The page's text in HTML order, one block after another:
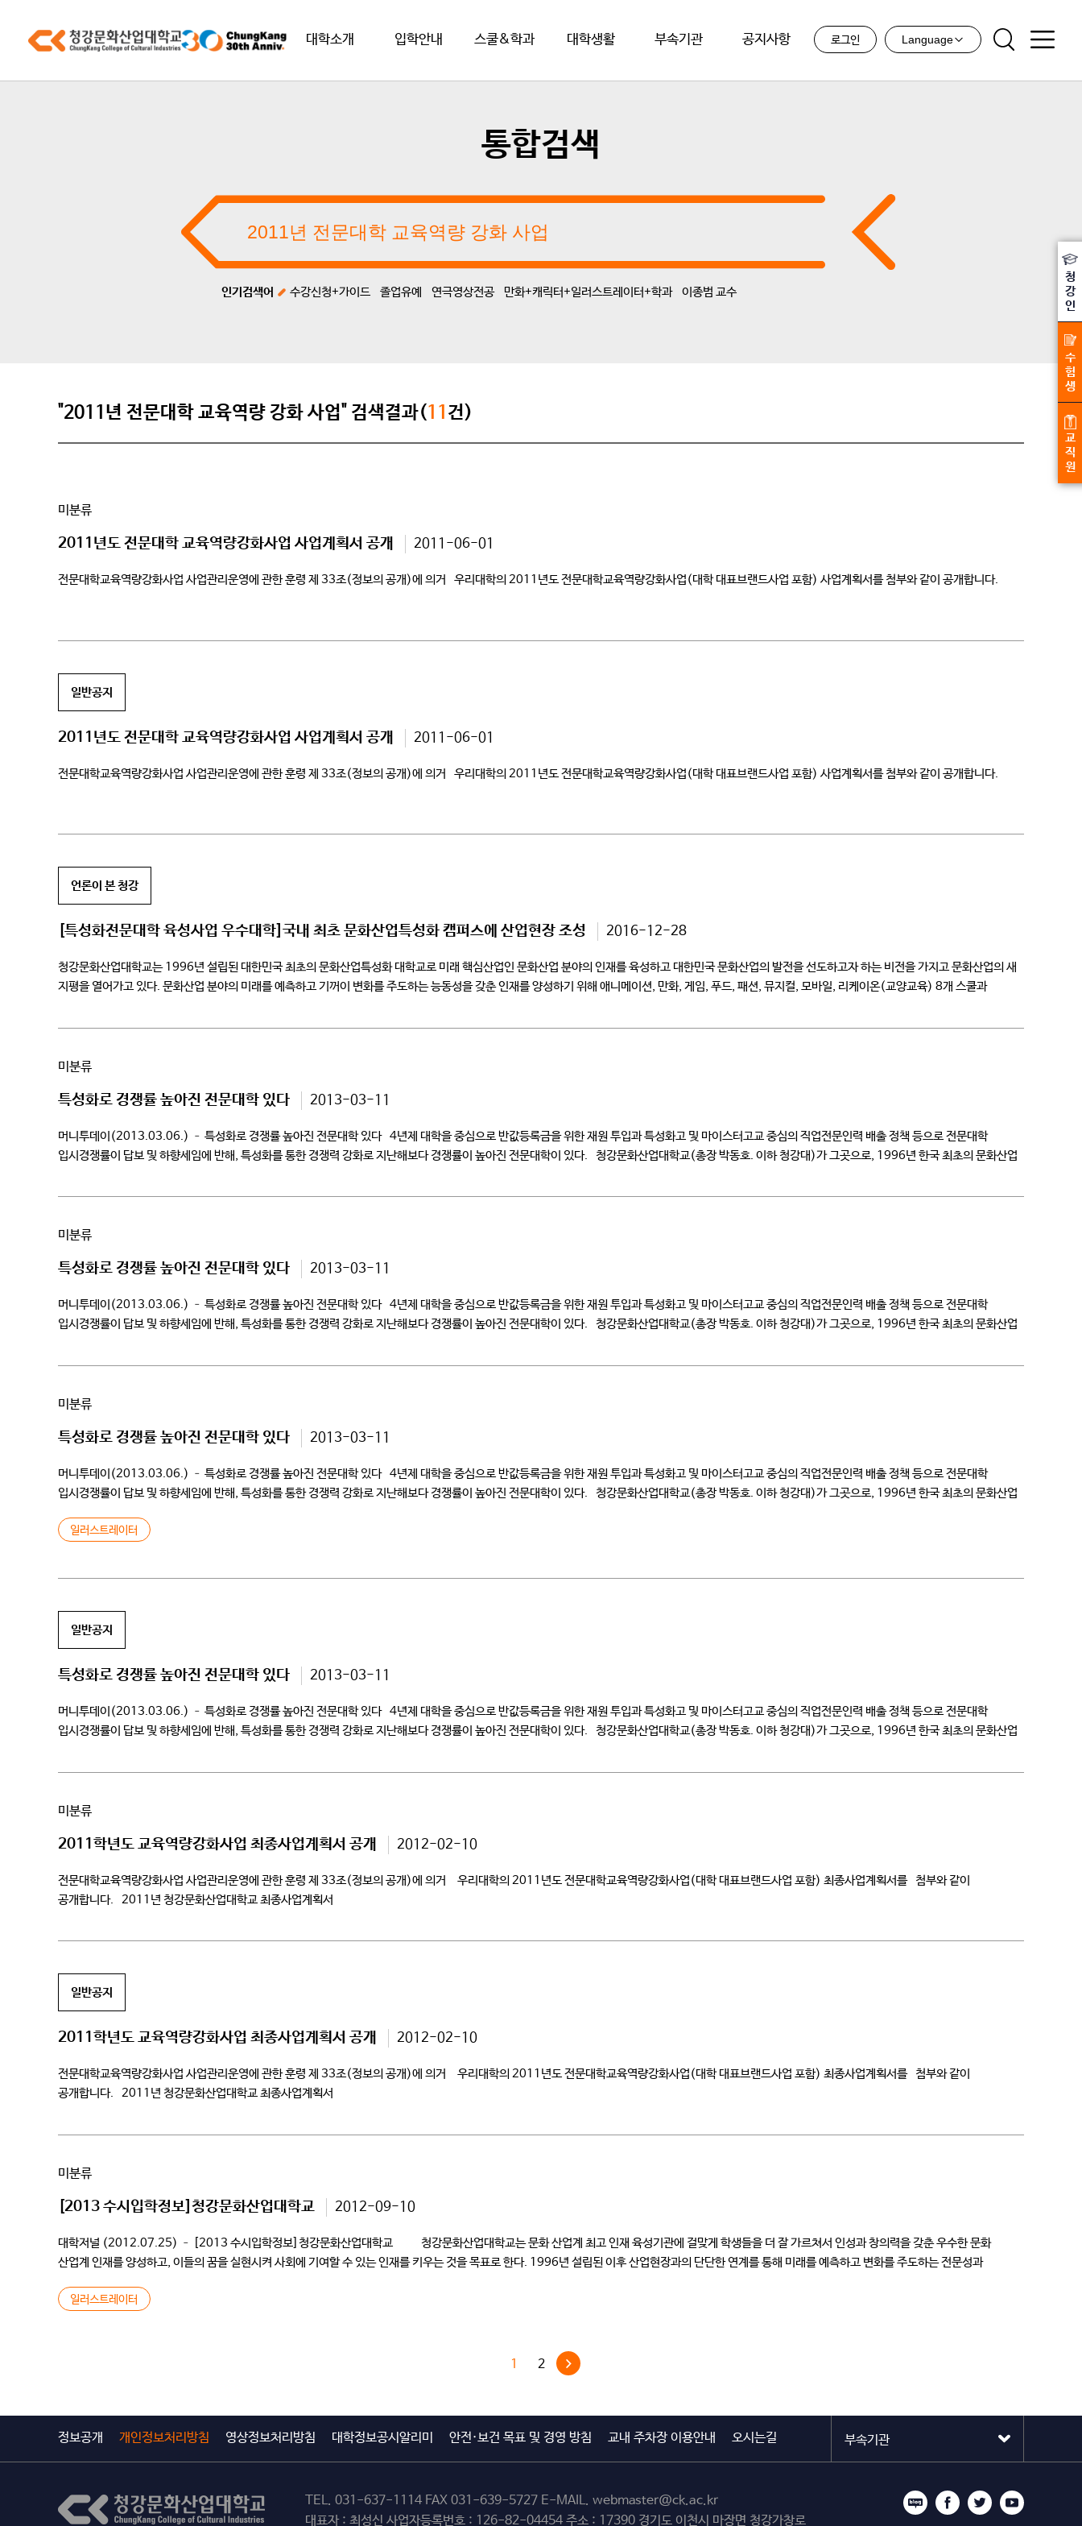
대학소개 입학안내 스쿨&학과 대학생활 부속기관 공지사항 로그인 Language
통합검색
인기검색어 수강신청+가이드 졸업유예 연극영상전공 만화+캐릭터+일러스트레이터+학과 이종범 교수
"2011년 전문대학 교육역량 강화 사업" 검색결과(11 건)
미분류
2011년도 전문대학 교육역량강화사업 사업계획서 공개 2011-06-01
전문대학교육역량강화사업 사업관리운영에 관한 훈령 제 33조(정보의 공개)에 의거 우리대학의 2011년도 전문대학교육역량강화사업(대학 대표브랜드사업 포함) 사업계획서를 첨부와 같이 공개합니다.
일반공지
2011년도 전문대학 교육역량강화사업 사업계획서 공개 2011-06-01
전문대학교육역량강화사업 사업관리운영에 관한 훈령 제 33조(정보의 공개)에 의거 우리대학의 2011년도 전문대학교육역량강화사업(대학 대표브랜드사업 포함) 사업계획서를 첨부와 같이 공개합니다.
언론이 본 청강
[특성화전문대학 육성사업 우수대학]국내 최초 문화산업특성화 캠퍼스에 산업현장 조성 2016-12-28
청강문화산업대학교는 1996년 설립된 대한민국 최초의 문화산업특성화 대학교로 미래 핵심산업인 문화산업 분야의 인재를 육성하고 대한민국 문화산업의 발전을 선도하고자 하는 비전을 가지고 문화산업의 새
지평을 열어가고 있다. 문화산업 분야의 미래를 예측하고 기꺼이 변화를 주도하는 능동성을 갖춘 인재를 양성하기 위해 애니메이션, 만화, 게임, 푸드, 패션, 뮤지컬, 모바일, 리케이온(교양교육) 8개 스쿨과
미분류
특성화로 경쟁률 높아진 전문대학 있다 2013-03-11
머니투데이(2013.03.06.) – 특성화로 경쟁률 높아진 전문대학 있다 4년제 대학을 중심으로 반값등록금을 위한 재원 투입과 특성화고 및 마이스터고교 중심의 직업전문인력 배출 정책 등으로 전문대학
입시경쟁률이 답보 및 하향세임에 반해, 특성화를 통한 경쟁력 강화로 지난해보다 경쟁률이 높아진 전문대학이 있다. 청강문화산업대학교(총장 박동호. 이하 청강대)가 그곳으로, 1996년 한국 최초의 문화산업
미분류
특성화로 경쟁률 높아진 전문대학 있다 2013-03-11
머니투데이(2013.03.06.) – 특성화로 경쟁률 높아진 전문대학 있다 4년제 대학을 중심으로 반값등록금을 위한 재원 투입과 특성화고 및 마이스터고교 중심의 직업전문인력 배출 정책 등으로 전문대학
입시경쟁률이 답보 및 하향세임에 반해, 특성화를 통한 경쟁력 강화로 지난해보다 경쟁률이 높아진 전문대학이 있다. 청강문화산업대학교(총장 박동호. 이하 청강대)가 그곳으로, 1996년 한국 최초의 문화산업
미분류
특성화로 경쟁률 높아진 전문대학 있다 2013-03-11
머니투데이(2013.03.06.) – 특성화로 경쟁률 높아진 전문대학 있다 4년제 대학을 중심으로 반값등록금을 위한 재원 투입과 특성화고 및 마이스터고교 중심의 직업전문인력 배출 정책 등으로 전문대학
입시경쟁률이 답보 및 하향세임에 반해, 특성화를 통한 경쟁력 강화로 지난해보다 경쟁률이 높아진 전문대학이 있다. 청강문화산업대학교(총장 박동호. 이하 청강대)가 그곳으로, 1996년 한국 최초의 문화산업
일러스트레이터
일반공지
특성화로 경쟁률 높아진 전문대학 있다 2013-03-11
머니투데이(2013.03.06.) – 특성화로 경쟁률 높아진 전문대학 있다 4년제 대학을 중심으로 반값등록금을 위한 재원 투입과 특성화고 및 마이스터고교 중심의 직업전문인력 배출 정책 등으로 전문대학
입시경쟁률이 답보 및 하향세임에 반해, 특성화를 통한 경쟁력 강화로 지난해보다 경쟁률이 높아진 전문대학이 있다. 청강문화산업대학교(총장 박동호. 이하 청강대)가 그곳으로, 1996년 한국 최초의 문화산업
미분류
2011학년도 교육역량강화사업 최종사업계획서 공개 2012-02-10
전문대학교육역량강화사업 사업관리운영에 관한 훈령 제 33조(정보의 공개)에 의거 우리대학의 2011년도 전문대학교육역량강화사업(대학 대표브랜드사업 포함) 최종사업계획서를 첨부와 같이
공개합니다. 2011년 청강문화산업대학교 최종사업계획서
일반공지
2011학년도 교육역량강화사업 최종사업계획서 공개 2012-02-10
전문대학교육역량강화사업 사업관리운영에 관한 훈령 제 33조(정보의 공개)에 의거 우리대학의 2011년도 전문대학교육역량강화사업(대학 대표브랜드사업 포함) 최종사업계획서를 첨부와 같이
공개합니다. 2011년 청강문화산업대학교 최종사업계획서
미분류
[2013 수시입학정보]청강문화산업대학교 2012-09-10
대학저널 (2012.07.25) – [2013 수시입학정보]청강문화산업대학교 청강문화산업대학교는 문화 산업계 최고 인재 육성기관에 걸맞게 학생들을 더 잘 가르쳐서 인성과 창의력을 갖춘 우수한 문화
산업계 인재를 양성하고, 이들의 꿈을 실현시켜 사회에 기여할 수 있는 인재를 키우는 것을 목표로 한다. 1996년 설립된 이후 산업현장과의 단단한 연계를 통해 미래를 예측하고 변화를 주도하는 전문성과
일러스트레이터
1 2
정보공개 개인정보처리방침 영상정보처리방침 대학정보공시알리미 안전·보건 목표 및 경영 방침 교내 주차장 이용안내 오시는길
TEL. 031-637-1114 FAX 031-639-5727 E-MAIL. webmaster@ck.ac.kr
대표자 : 최성신 사업자등록번호 : 126-82-04454 주소 : 17390 경기도 이천시 마장면 청강가창로
청
강
인
수
험
생
교
직
원